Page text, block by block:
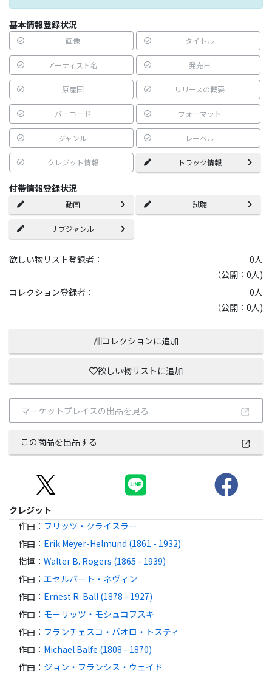
基本情報登録状況
画像 タイトル
アーティスト名 発売日
原産国 リリースの概要
バーコード フォーマット
ジャンル レーベル
クレジット情報 トラック情報
付帯情報登録状況
動画 試聴
サブジャンル
欲しい物リスト登録者： 0人
（公開：0人)
コレクション登録者：
0人
（公開：0人)
コレクションに追加
欲しい物リストに追加
マーケットプレイスの出品を見る
この商品を出品する
クレジット
作曲 ： フリッツ・クライスラー
作曲 ： Erik Meyer-Helmund (1861 - 1932)
指揮 ： Walter B. Rogers (1865 - 1939)
作曲 ： エセルバート・ネヴィン
作曲 ： Ernest R. Ball (1878 - 1927)
作曲 ： モーリッツ・モシュコフスキ
作曲 ： フランチェスコ・パオロ・トスティ
作曲 ： Michael Balfe (1808 - 1870)
作曲 ： ジョン・フランシス・ウェイド